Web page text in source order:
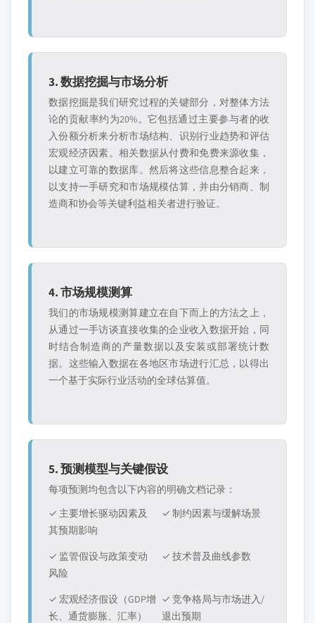
3. 数据挖掘与市场分析
数据挖掘是我们研究过程的关键部分，对整体方法
论的贡献率约为20%。它包括通过主要参与者的收
入份额分析来分析市场结构、识别行业趋势和评估
宏观经济因素。相关数据从付费和免费来源收集，
以建立可靠的数据库。然后将这些信息整合起来，
以支持一手研究和市场规模估算，并由分销商、制
造商和协会等关键利益相关者进行验证。
4. 市场规模测算
我们的市场规模测算建立在自下而上的方法之上，
从通过一手访谈直接收集的企业收入数据开始，同
时结合制造商的产量数据以及安装或部署统计数
据。这些输入数据在各地区市场进行汇总，以得出
一个基于实际行业活动的全球估算值。
5. 预测模型与关键假设
每项预测均包含以下内容的明确文档记录：
✓ 主要增长驱动因素及
其预期影响
✓ 制约因素与缓解场景
✓ 监管假设与政策变动
风险
✓ 技术普及曲线参数
✓ 宏观经济假设（GDP增
长、通货膨胀、汇率）
✓ 竞争格局与市场进入/
退出预期